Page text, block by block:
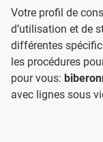
Votre profil de
d’utilisation et de
différentes
les procédures
pour vous:
avec lignes sous